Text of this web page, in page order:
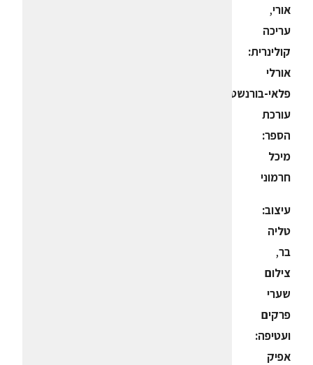
אורי,
עריכה
קולינרית:
אורלי
פלאי-בורנשטיין
עורכת
הספר:
מיכל
חרמוני
עיצוב:
טליה
בר,
צילום
שערי
פרקים
ועטיפה:
אפיק